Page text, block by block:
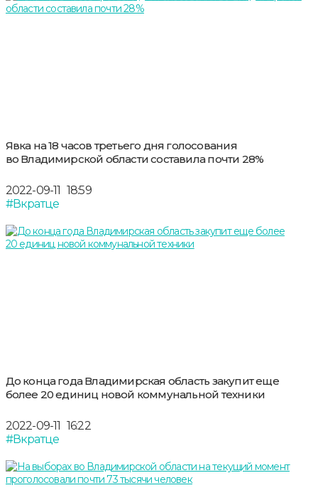
Явка на 18 часов третьего дня голосования
во Владимирской области составила почти 28%
2022-09-11 18:59
#Вкратце
До конца года Владимирская область закупит еще
более 20 единиц новой коммунальной техники
2022-09-11 16:22
#Вкратце